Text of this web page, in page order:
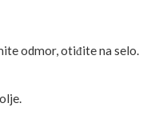
odmor, otiđite na selo.